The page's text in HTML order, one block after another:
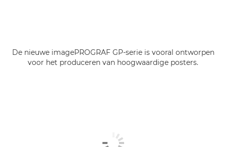
De nieuwe imagePROGRAF GP-serie is vooral ontworpen
voor het produceren van hoogwaardige posters.